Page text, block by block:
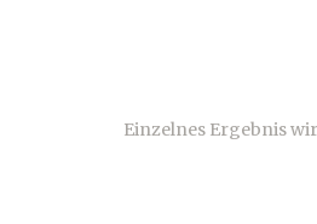
Einzelnes Ergebnis